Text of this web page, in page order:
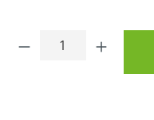
Produkt